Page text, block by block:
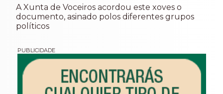
A Xunta de Voceiros acordou este xoves o
documento, asinado polos diferentes grupos
políticos